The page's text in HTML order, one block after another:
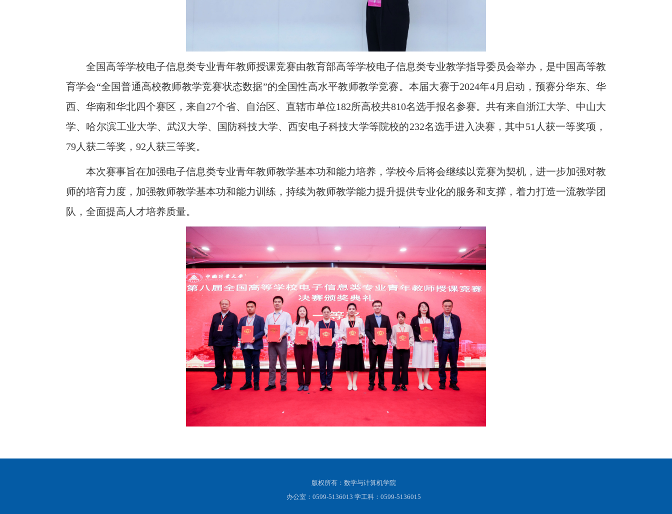
全国高等学校电子信息类专业青年教师授课竞赛由教育部高等学校电子信息类专业教学指导委员会举办，是中国高等教
育学会“全国普通高校教师教学竞赛状态数据”的全国性高水平教师教学竞赛。本届大赛于2024年4月启动，预赛分华东、华
西、华南和华北四个赛区，来自27个省、自治区、直辖市单位182所高校共810名选手报名参赛。共有来自浙江大学、中山大
学、哈尔滨工业大学、武汉大学、国防科技大学、西安电子科技大学等院校的232名选手进入决赛，其中51人获一等奖项，
79人获二等奖，92人获三等奖。
本次赛事旨在加强电子信息类专业青年教师教学基本功和能力培养，学校今后将会继续以竞赛为契机，进一步加强对教
师的培育力度，加强教师教学基本功和能力训练，持续为教师教学能力提升提供专业化的服务和支撑，着力打造一流教学团
队，全面提高人才培养质量。
版权所有：数学与计算机学院
办公室：0599-5136013 学工科：0599-5136015